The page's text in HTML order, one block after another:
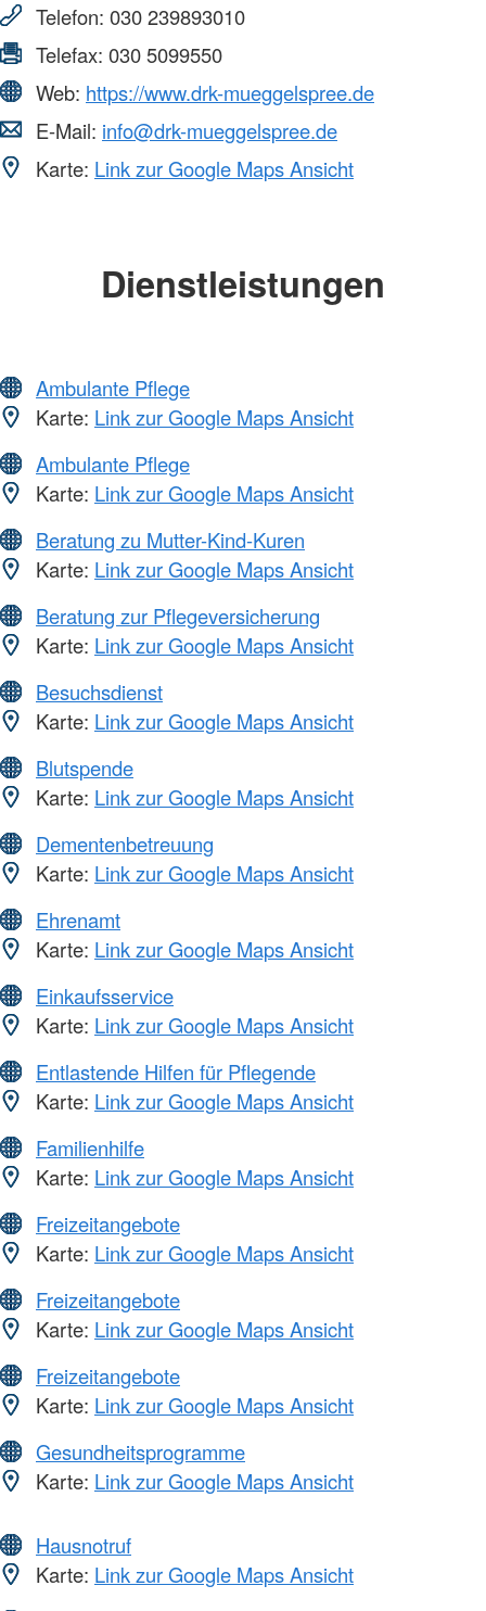
Telefon: 030 239893010
Telefax: 030 5099550
Web: https://www.drk-mueggelspree.de
E-Mail: info@drk-mueggelspree.de
Karte: Link zur Google Maps Ansicht
Dienstleistungen
Ambulante Pflege
Karte: Link zur Google Maps Ansicht
Ambulante Pflege
Karte: Link zur Google Maps Ansicht
Beratung zu Mutter-Kind-Kuren
Karte: Link zur Google Maps Ansicht
Beratung zur Pflegeversicherung
Karte: Link zur Google Maps Ansicht
Besuchsdienst
Karte: Link zur Google Maps Ansicht
Blutspende
Karte: Link zur Google Maps Ansicht
Dementenbetreuung
Karte: Link zur Google Maps Ansicht
Ehrenamt
Karte: Link zur Google Maps Ansicht
Einkaufsservice
Karte: Link zur Google Maps Ansicht
Entlastende Hilfen für Pflegende
Karte: Link zur Google Maps Ansicht
Familienhilfe
Karte: Link zur Google Maps Ansicht
Freizeitangebote
Karte: Link zur Google Maps Ansicht
Freizeitangebote
Karte: Link zur Google Maps Ansicht
Freizeitangebote
Karte: Link zur Google Maps Ansicht
Gesundheitsprogramme
Karte: Link zur Google Maps Ansicht
Hausnotruf
Karte: Link zur Google Maps Ansicht